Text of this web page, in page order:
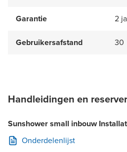
Garantie 2
Gebruikersafstand 30
Handleidingen en
Sunshower small inbouw
Onderdelenlijst